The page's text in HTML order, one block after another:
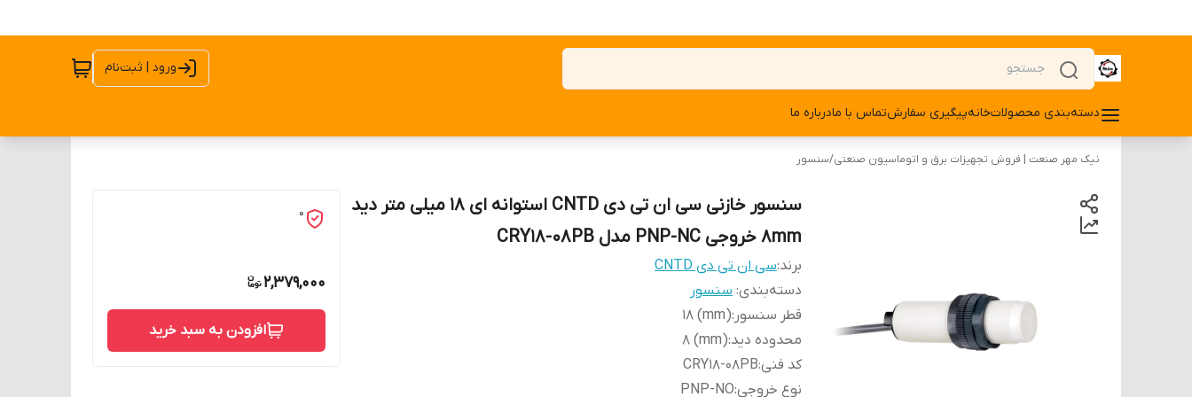
ورود | ثبت‌نام
دسته‌بندی محصولاتخانهپیگیری سفارشتماس با مادرباره ما
نیک مهر صنعت | فروش تجهیزات برق و اتوماسیون صنعتی/سنسور
سنسور خازنی سی ان تی دی CNTD استوانه ای 18 میلی متر دید
8mm خروجی PNP-NC مدل CRY18-08PB
برند:سی ان تی دی CNTD
دسته‌بندی: سنسور
قطر سنسور :
(mm) 18
محدوده دید:
(mm) 8
کد فنی:
CRY18-08PB
نوع خروجی:
PNP-NO
0
2,379,000
افزودن به سبد خرید